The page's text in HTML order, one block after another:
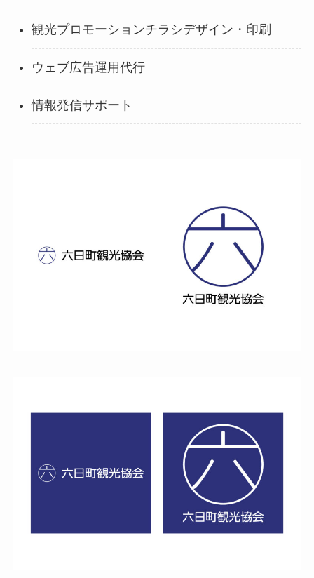
観光プロモーションチラシデザイン・印刷
ウェブ広告運用代行
情報発信サポート